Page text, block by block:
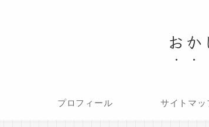
お
プロフィール サイトマッ